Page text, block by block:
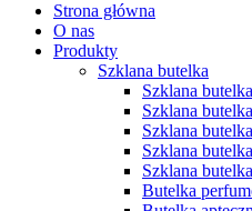
Strona główna
O nas
Produkty
Szklana butelka
Szklana
Szklana
Szklana
Szklana
Szklana
Butelka